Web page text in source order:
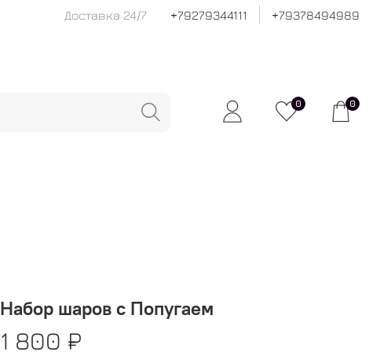
Доставка 24/7 +79279344111 +79378494989
0 0
Набор шаров с Попугаем
1 800 ₽